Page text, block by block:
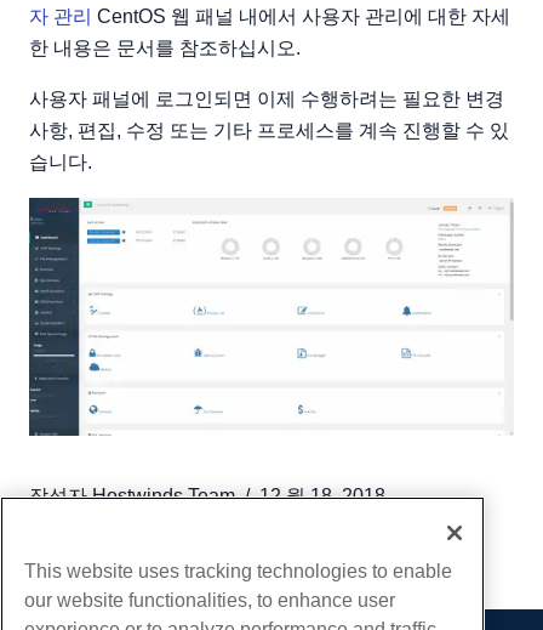
자 관리 CentOS 웹 패널 내에서 사용자 관리에 대한 자세
한 내용은 문서를 참조하십시오.
사용자 패널에 로그인되면 이제 수행하려는 필요한 변경
사항, 편집, 수정 또는 기타 프로세스를 계속 진행할 수 있
습니다.
작성자 Hostwinds Team/12 월 18, 2018
This website uses tracking technologies to enable
our website functionalities, to enhance user